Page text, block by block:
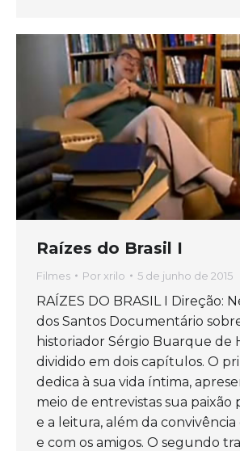
Raízes do Brasil I
Filmes Por xrilo 5 de junho de 2015
RAÍZES DO BRASIL I Direção:
dos Santos Documentário
historiador Sérgio Buarque de
dividido em dois capítulos. O
dedica à sua vida íntima,
meio de entrevistas sua paixão
e a leitura, além da convivência
e com os amigos. O segundo